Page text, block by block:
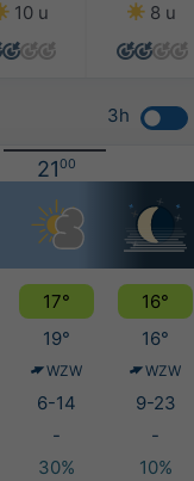
10 u
8 u
3h
2100
17°
16°
19° 16°
WZW WZW
6-14
9-23
-
-
30% 10%